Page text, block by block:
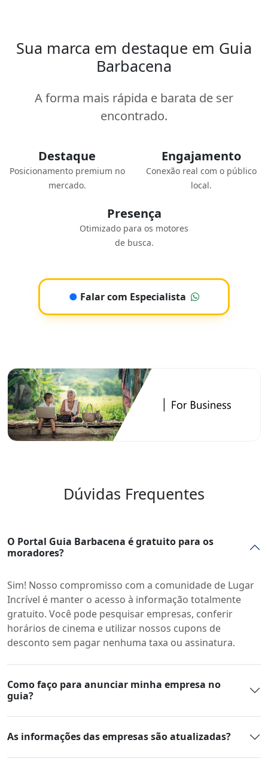
Sua marca em destaque em Guia
Barbacena
A forma mais rápida e barata de ser
encontrado.
Destaque
Posicionamento premium no
mercado.
Engajamento
Conexão real com o público
local.
Presença
Otimizado para os motores
de busca.
● Falar com Especialista
Dúvidas Frequentes
O Portal Guia Barbacena é gratuito para os
moradores?
Sim! Nosso compromisso com a comunidade de Lugar
Incrível é manter o acesso à informação totalmente
gratuito. Você pode pesquisar empresas, conferir
horários de cinema e utilizar nossos cupons de
desconto sem pagar nenhuma taxa ou assinatura.
Como faço para anunciar minha empresa no
guia?
As informações das empresas são atualizadas?